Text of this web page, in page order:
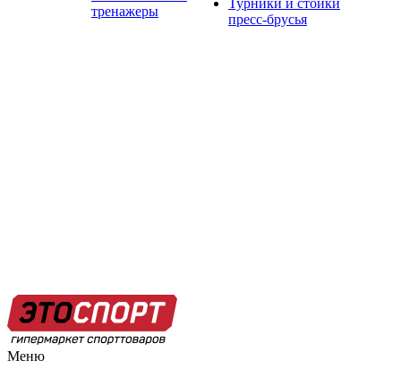
тренажеры
Турники и стойки
пресс-брусья
Меню